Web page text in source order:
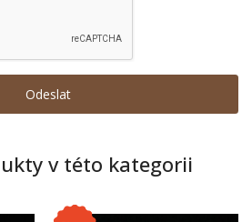
v této kategorii